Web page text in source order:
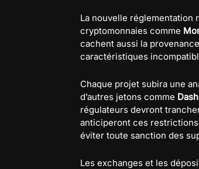
La nouvelle réglementation
cryptomonnaies comme
cachent aussi la
caractéristiques
Chaque projet subira une
d’autres jetons comme Dash
régulateurs devront
anticiperont ces
éviter toute sanction des
Les exchanges et les